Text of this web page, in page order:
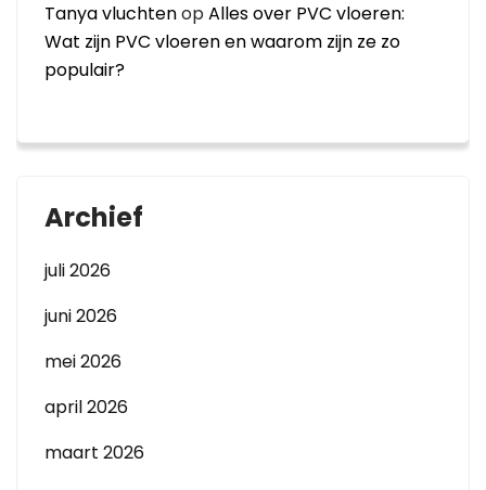
Tanya vluchtenopAlles over PVC vloeren:
Wat zijn PVC vloeren en waarom zijn ze zo
populair?
Archief
juli 2026
juni 2026
mei 2026
april 2026
maart 2026